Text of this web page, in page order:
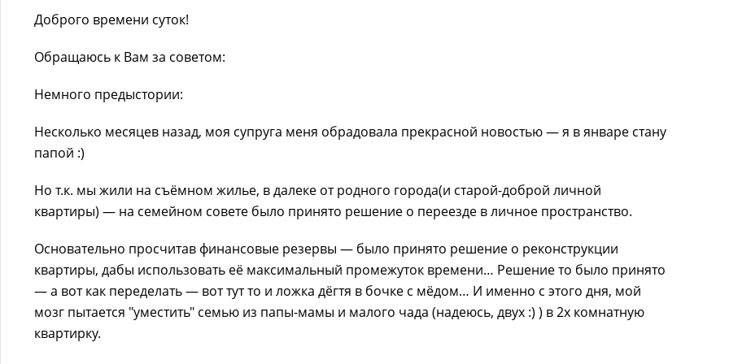
Доброго времени суток!
Обращаюсь к Вам за советом:
Немного предыстории:
Несколько месяцев назад, моя супруга меня обрадовала прекрасной новостью — я в январе стану
папой :)
Но т.к. мы жили на съёмном жилье, в далеке от родного города(и старой-доброй личной
квартиры) — на семейном совете было принято решение о переезде в личное пространство.
Основательно просчитав финансовые резервы — было принято решение о реконструкции
квартиры, дабы использовать её максимальный промежуток времени… Решение то было принято
— а вот как переделать — вот тут то и ложка дёгтя в бочке с мёдом… И именно с этого дня, мой
мозг пытается "уместить" семью из папы-мамы и малого чада (надеюсь, двух :) ) в 2х комнатную
квартирку.